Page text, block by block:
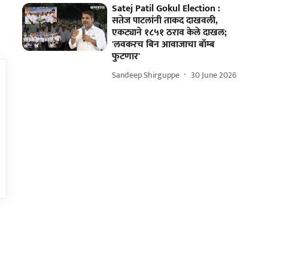
Satej Patil Gokul Election :
सतेज पाटलांनी ताकद दाखवली,
एकट्याने १८५१ ठराव केले दाखल;
'लवकरच बिन आवाजाचा बॉम्ब
फुटणार'
Sandeep Shirguppe 30 June 2026